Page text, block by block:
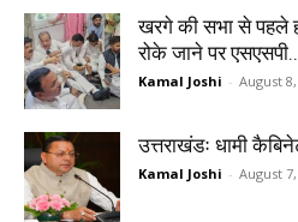
खरगे की सभा से पहले
रोके जाने पर
Kamal Joshi - August
उत्तराखंडः धामी
Kamal Joshi - August